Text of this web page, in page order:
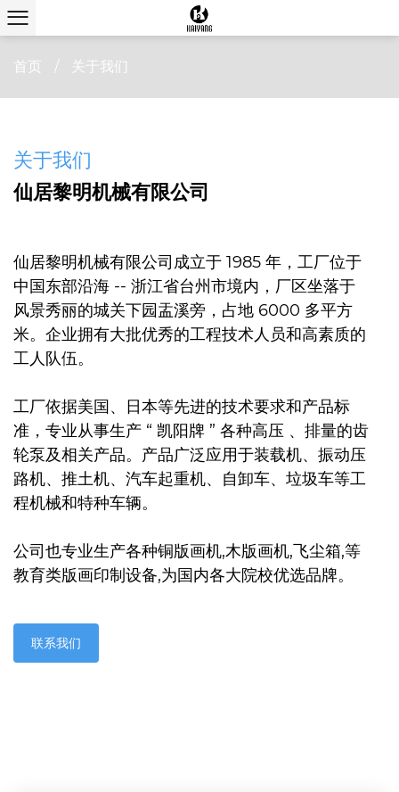
首页 / 关于我们
关于我们
仙居黎明机械有限公司
仙居黎明机械有限公司成立于 1985 年，工厂位于
中国东部沿海 -- 浙江省台州市境内，厂区坐落于
风景秀丽的城关下园盂溪旁，占地 6000 多平方
米。企业拥有大批优秀的工程技术人员和高素质的
工人队伍。
工厂依据美国、日本等先进的技术要求和产品标
准，专业从事生产 “ 凯阳牌 ” 各种高压 、排量的齿
轮泵及相关产品。产品广泛应用于装载机、振动压
路机、推土机、汽车起重机、自卸车、垃圾车等工
程机械和特种车辆。
公司也专业生产各种铜版画机,木版画机,飞尘箱,等
教育类版画印制设备,为国内各大院校优选品牌。
联系我们